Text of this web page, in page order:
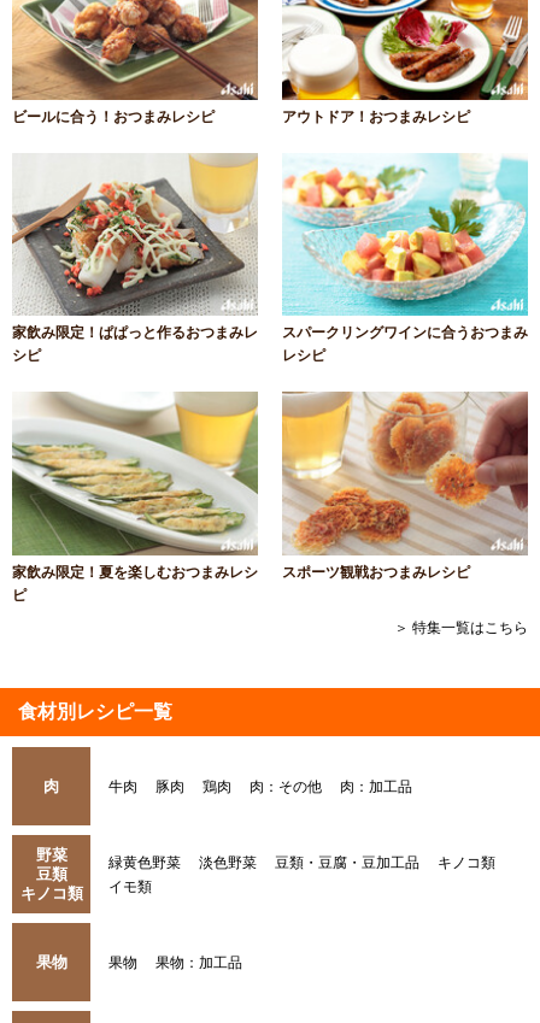
ビールに合う！おつまみレシピ アウトドア！おつまみレシピ
家飲み限定！ぱぱっと作るおつまみレ
シピ
スパークリングワインに合うおつまみ
レシピ
家飲み限定！夏を楽しむおつまみレシ
ピ
スポーツ観戦おつまみレシピ
＞ 特集一覧はこちら
食材別レシピ一覧
肉 牛肉 豚肉 鶏肉 肉：その他 肉：加工品
野菜
豆類
キノコ類
緑黄色野菜 淡色野菜 豆類・豆腐・豆加工品
キノコ類
イモ類
果物 果物 果物：加工品